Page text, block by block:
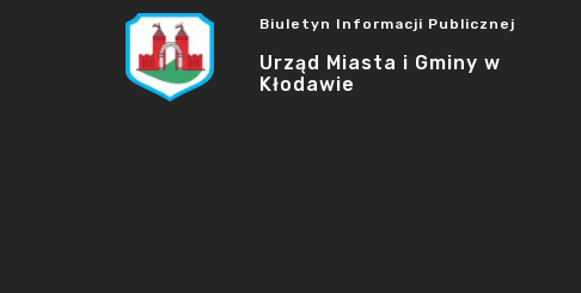
Biuletyn Informacji Publicznej
Urząd Miasta i Gminy w
Kłodawie